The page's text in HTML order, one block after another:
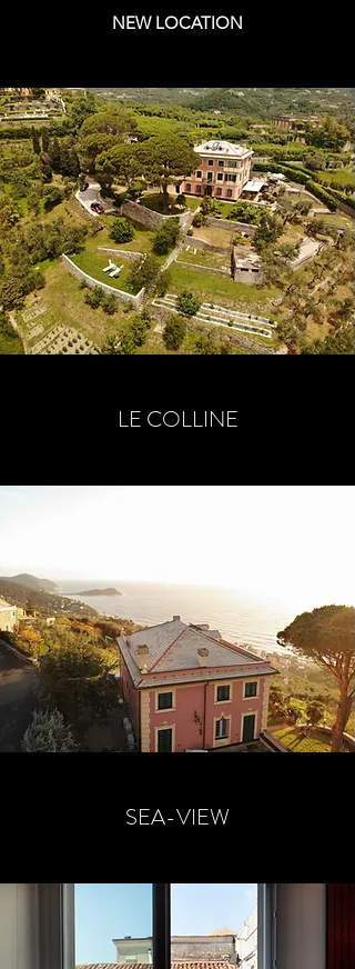
NEW LOCATION
LE COLLINE
SEA-VIEW